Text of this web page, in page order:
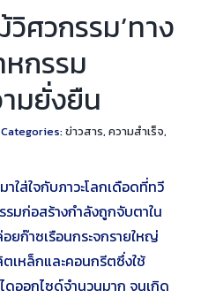
วิศวกรรม’ทาง
กรรม
มยั่งยืน
Categories:ข่าวสาร, ความสำเร็จ,
ใส่ใจกับภาวะโลกเดือดที่ทวี
มก่อสร้างกำลังถูกจับตาใน
ยก๊าซเรือนกระจกรายใหญ่
เหล็กและคอนกรีตซึ่งใช้
ออกไซด์จำนวนมาก จนเกิด